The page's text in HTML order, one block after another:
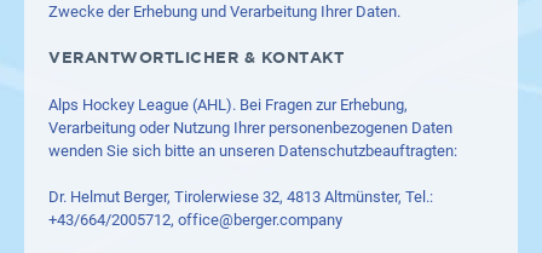
Zwecke der Erhebung und Verarbeitung Ihrer Daten.
VERANTWORTLICHER & KONTAKT
Alps Hockey League (AHL). Bei Fragen zur Erhebung,
Verarbeitung oder Nutzung Ihrer personenbezogenen Daten
wenden Sie sich bitte an unseren Datenschutzbeauftragten:
Dr. Helmut Berger, Tirolerwiese 32, 4813 Altmünster, Tel.:
+43/664/2005712, office@berger.company